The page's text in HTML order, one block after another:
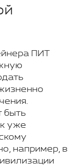
ПИТ
быть
уже
например, в